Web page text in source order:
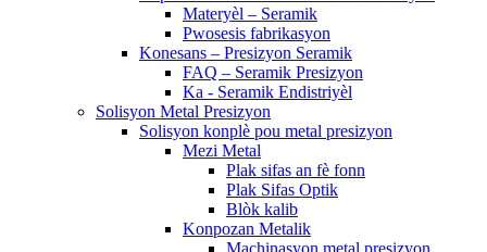
Materyèl – Seramik
Pwosesis fabrikasyon
Konesans – Presizyon Seramik
FAQ – Seramik Presizyon
Ka - Seramik Endistriyèl
Solisyon Metal Presizyon
Solisyon konplè pou metal presizyon
Mezi Metal
Plak sifas an fè fonn
Plak Sifas Optik
Blòk kalib
Konpozan Metalik
Machinasyon metal presizyon